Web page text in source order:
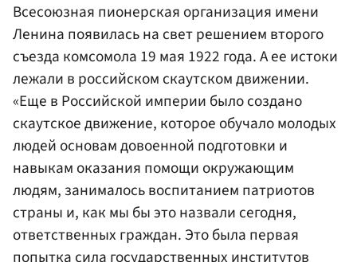
Всесоюзная пионерская организация имени
Ленина появилась на свет решением второго
съезда комсомола 19 мая 1922 года. А ее истоки
лежали в российском скаутском движении.
«Еще в Российской империи было создано
скаутское движение, которое обучало молодых
людей основам довоенной подготовки и
навыкам оказания помощи окружающим
людям, занималось воспитанием патриотов
страны и, как мы бы это назвали сегодня,
ответственных граждан. Это была первая
попытка сила государственных институтов